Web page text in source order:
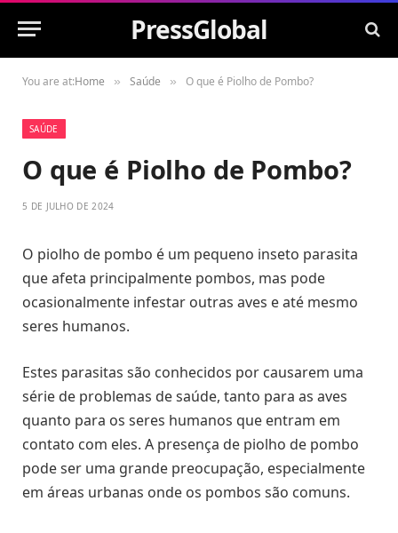
PressGlobal
You are at:Home » Saúde » O que é Piolho de Pombo?
SAÚDE
O que é Piolho de Pombo?
5 DE JULHO DE 2024
O piolho de pombo é um pequeno inseto parasita
que afeta principalmente pombos, mas pode
ocasionalmente infestar outras aves e até mesmo
seres humanos.
Estes parasitas são conhecidos por causarem uma
série de problemas de saúde, tanto para as aves
quanto para os seres humanos que entram em
contato com eles. A presença de piolho de pombo
pode ser uma grande preocupação, especialmente
em áreas urbanas onde os pombos são comuns.